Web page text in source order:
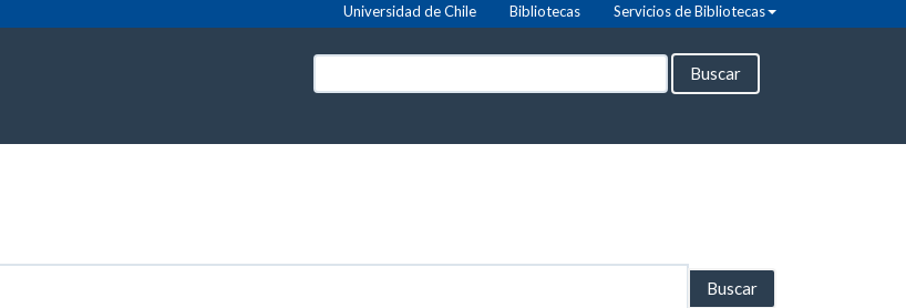
Universidad de Chile Bibliotecas Servicios de Bibliotecas
Buscar